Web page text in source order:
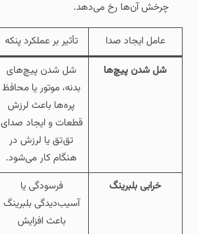
چرخش آن‌ها رخ می‌دهد.
عامل ایجاد صدا تأثیر بر عملکرد پنکه
شل شدن پیچ‌ها
شل شدن پیچ‌های
بدنه، موتور یا محافظ
پره‌ها باعث لرزش
قطعات و ایجاد صدای
تق‌تق یا لرزش در
هنگام کار می‌شود.
خرابی بلبرینگ
فرسودگی یا
آسیب‌دیدگی بلبرینگ
باعث افزایش